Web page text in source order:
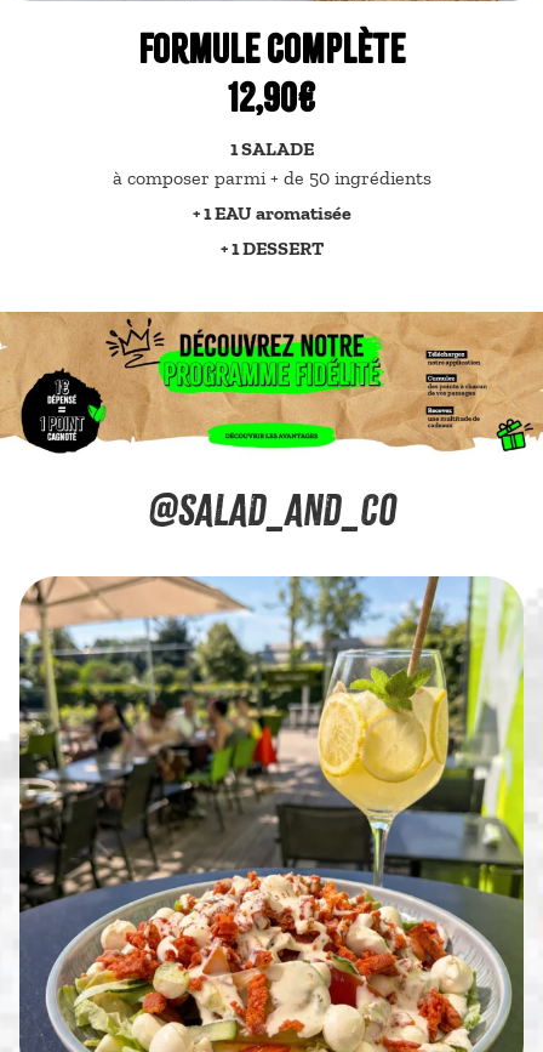
Formule Complète
12,90€
1 SALADE
à composer parmi + de 50 ingrédients
+ 1 EAU aromatisée
+ 1 DESSERT
@SALAD_AND_CO